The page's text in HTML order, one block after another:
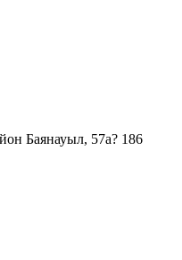
Баянауыл, 57а? ​186